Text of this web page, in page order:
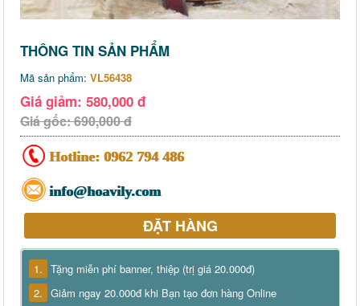
THÔNG TIN SẢN PHẨM
Mã sản phẩm: VL56438
Giá giảm: 580,000 đ
Giá gốc: 690,000 đ
Hotline: 0962 794 486
info@hoavily.com
ĐẶT HÀNG
1. Tặng miễn phí banner, thiệp (trị giá 20.000đ)
2. Giảm ngay 20.000đ khi Bạn tạo đơn hàng Online